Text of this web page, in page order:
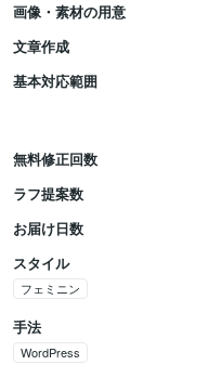
画像・素材の用意
文章作成
基本対応範囲
無料修正回数
ラフ提案数
お届け日数
スタイル
フェミニン
手法
WordPress